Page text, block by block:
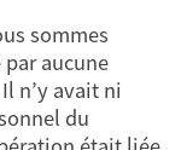
sommes
par aucune
n’y avait ni
du